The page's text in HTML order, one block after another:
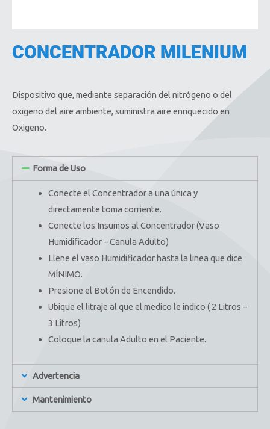
CONCENTRADOR MILENIUM
Dispositivo que, mediante separación del nitrógeno o del
oxigeno del aire ambiente, suministra aire enriquecido en
Oxigeno.
Forma de Uso
Conecte el Concentrador a una única y
directamente toma corriente.
Conecte los Insumos al Concentrador (Vaso
Humidificador – Canula Adulto)
Llene el vaso Humidificador hasta la linea que dice
MÍNIMO.
Presione el Botón de Encendido.
Ubique el litraje al que el medico le indico ( 2 Litros –
3 Litros)
Coloque la canula Adulto en el Paciente.
Advertencia
Mantenimiento